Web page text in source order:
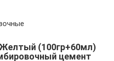
(100гр+60мл)
цемент